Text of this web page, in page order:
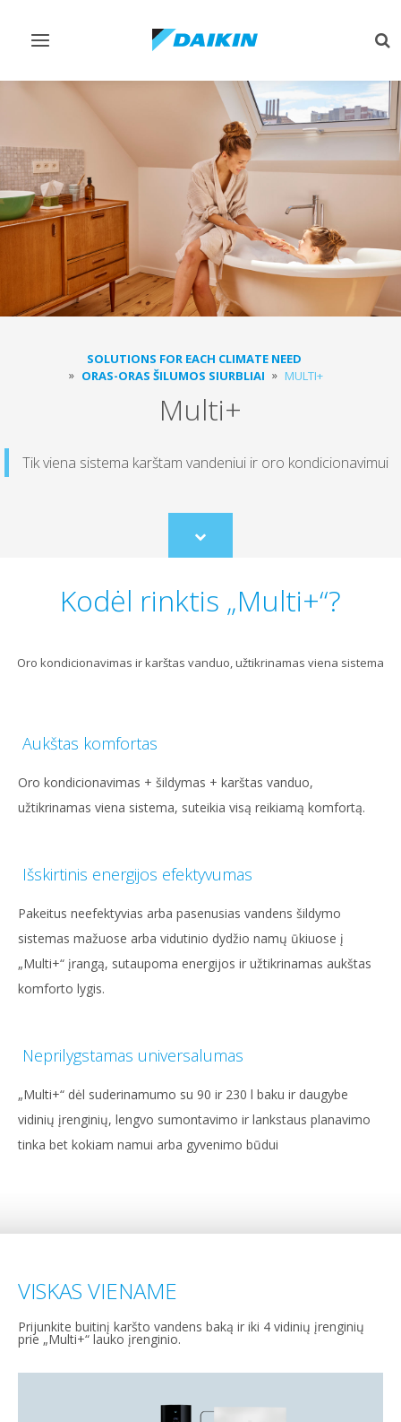
Perjungiamas
SOLUTIONS FOR EACH CLIMATE NEED
ORAS-ORAS ŠILUMOS SIURBLIAI
MULTI+
Multi+
Tik viena sistema karštam vandeniui ir oro kondicionavimui
Scroll
to
Kodėl rinktis „Multi+“?
Oro kondicionavimas ir karštas vanduo, užtikrinamas viena sistema
Aukštas komfortas
Oro kondicionavimas + šildymas + karštas vanduo,
užtikrinamas viena sistema, suteikia visą reikiamą komfortą.
Išskirtinis energijos efektyvumas
Pakeitus neefektyvias arba pasenusias vandens šildymo
sistemas mažuose arba vidutinio dydžio namų ūkiuose į
„Multi+“ įrangą, sutaupoma energijos ir užtikrinamas aukštas
komforto lygis.
Neprilygstamas universalumas
„Multi+“ dėl suderinamumo su 90 ir 230 l baku ir daugybe
vidinių įrenginių, lengvo sumontavimo ir lankstaus planavimo
tinka bet kokiam namui arba gyvenimo būdui
VISKAS VIENAME
Prijunkite buitinį karšto vandens baką ir iki 4 vidinių įrenginių
prie „Multi+“ lauko įrenginio.